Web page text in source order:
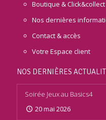
Boutique & Click&collect
Nos dernières
Contact & accès
Votre Espace client
NOS DERNIÈRES
Soirée Jeux au Basics4
20 mai 2026